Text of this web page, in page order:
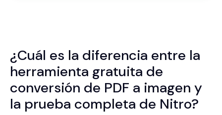
¿Cuál es la diferencia entre la
herramienta gratuita de
conversión de PDF a imagen y
la prueba completa de Nitro?